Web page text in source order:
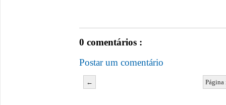
0 comentários :
Postar um comentário
←